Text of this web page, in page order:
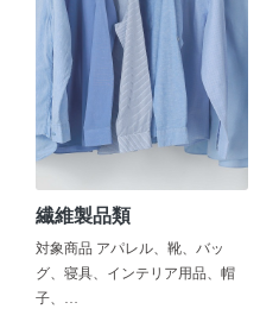
繊維製品類
対象商品 アパレル、靴、バッ
グ、寝具、インテリア用品、帽
子、…